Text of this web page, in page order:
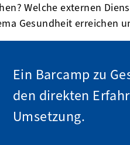
Welche externen
Gesundheit erreichen
Ein Barcamp zu
den direkten
Umsetzung.